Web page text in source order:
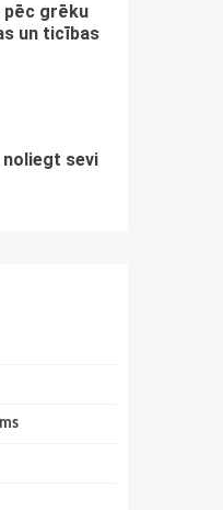
pēc grēku
un ticības
sevi